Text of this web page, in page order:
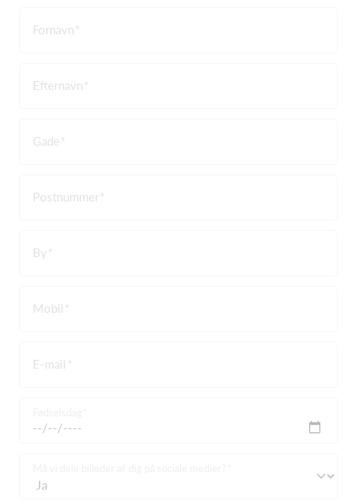
Fornavn
Efternavn
Gade
Postnummer
By
Mobil
E-mail